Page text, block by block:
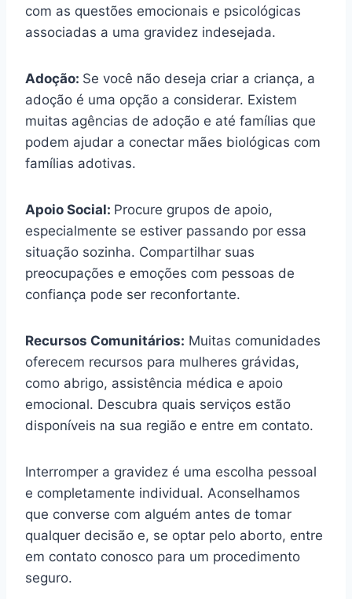
com as questões emocionais e psicológicas
associadas a uma gravidez indesejada.
Adoção: Se você não deseja criar a criança, a
adoção é uma opção a considerar. Existem
muitas agências de adoção e até famílias que
podem ajudar a conectar mães biológicas com
famílias adotivas.
Apoio Social: Procure grupos de apoio,
especialmente se estiver passando por essa
situação sozinha. Compartilhar suas
preocupações e emoções com pessoas de
confiança pode ser reconfortante.
Recursos Comunitários: Muitas comunidades
oferecem recursos para mulheres grávidas,
como abrigo, assistência médica e apoio
emocional. Descubra quais serviços estão
disponíveis na sua região e entre em contato.
Interromper a gravidez é uma escolha pessoal
e completamente individual. Aconselhamos
que converse com alguém antes de tomar
qualquer decisão e, se optar pelo aborto, entre
em contato conosco para um procedimento
seguro.